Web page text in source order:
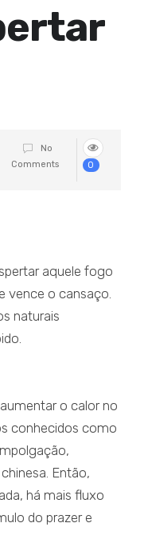
No
Comments
0
aquele fogo
vence o cansaço.
naturais
o calor no
conhecidos como
Então,
há mais fluxo
do prazer e